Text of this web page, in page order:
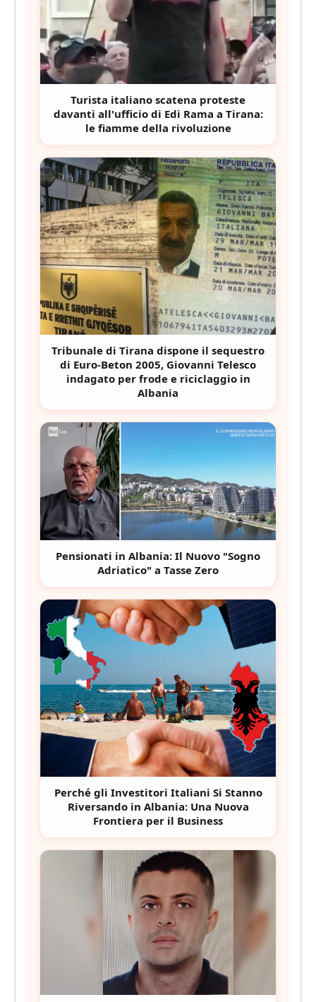
Turista italiano scatena proteste
davanti all'ufficio di Edi Rama a Tirana:
le fiamme della rivoluzione
Tribunale di Tirana dispone il sequestro
di Euro-Beton 2005, Giovanni Telesco
indagato per frode e riciclaggio in
Albania
Pensionati in Albania: Il Nuovo "Sogno
Adriatico" a Tasse Zero
Perché gli Investitori Italiani Si Stanno
Riversando in Albania: Una Nuova
Frontiera per il Business